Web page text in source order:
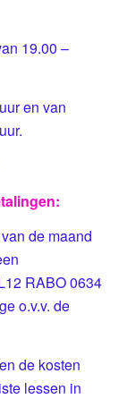
19.00 –
en van
de maand
RABO 0634
o.v.v. de
de kosten
lessen in